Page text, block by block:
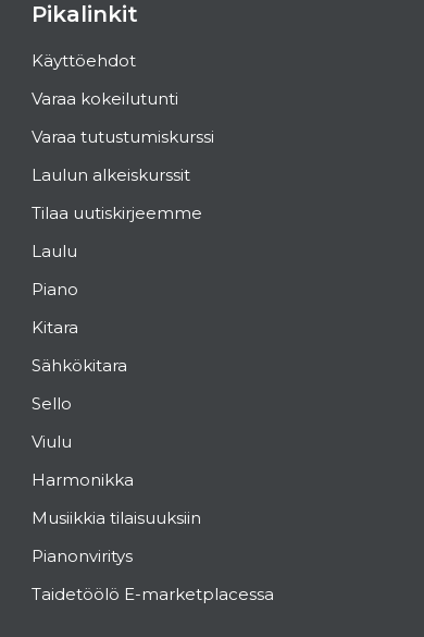
Pikalinkit
Käyttöehdot
Varaa kokeilutunti
Varaa tutustumiskurssi
Laulun alkeiskurssit
Tilaa uutiskirjeemme
Laulu
Piano
Kitara
Sähkökitara
Sello
Viulu
Harmonikka
Musiikkia tilaisuuksiin
Pianonviritys
Taidetöölö E-marketplacessa